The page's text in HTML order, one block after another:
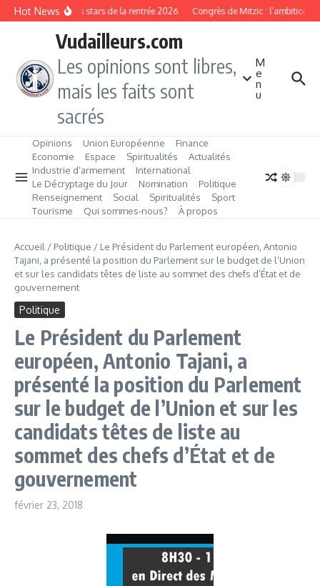
Aller au contenu
Hot News
Les produits stars de la rentrée 2026 Congrès de Mitzic : l’ambition
Vudailleurs.com
Les opinions sont libres,
mais les faits sont
sacrés
M
e
n
u
Opinions Union Européenne
Finance
Economie
Espace Spiritualités
Actualités
Industrie d’armement
International
Le Décryptage du Jour
Nomination
Politique
Renseignement
Social Spiritualités
Sport
Tourisme
Qui sommes‑nous? À propos
Accueil / Politique / Le Président du Parlement européen, Antonio
Tajani, a présenté la position du Parlement sur le budget de l’Union
et sur les candidats têtes de liste au sommet des chefs d’État et de
gouvernement
Politique
Le Président du Parlement
européen, Antonio Tajani, a
présenté la position du Parlement
sur le budget de l’Union et sur les
candidats têtes de liste au
sommet des chefs d’État et de
gouvernement
février 23, 2018